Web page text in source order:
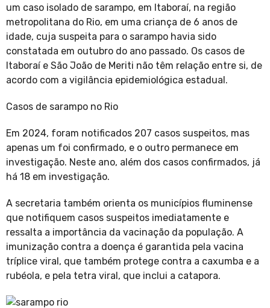
um caso isolado de sarampo, em Itaboraí, na região
metropolitana do Rio, em uma criança de 6 anos de
idade, cuja suspeita para o sarampo havia sido
constatada em outubro do ano passado. Os casos de
Itaboraí e São João de Meriti não têm relação entre si, de
acordo com a vigilância epidemiológica estadual.
Casos de sarampo no Rio
Em 2024, foram notificados 207 casos suspeitos, mas
apenas um foi confirmado, e o outro permanece em
investigação. Neste ano, além dos casos confirmados, já
há 18 em investigação.
A secretaria também orienta os municípios fluminense
que notifiquem casos suspeitos imediatamente e
ressalta a importância da vacinação da população. A
imunização contra a doença é garantida pela vacina
tríplice viral, que também protege contra a caxumba e a
rubéola, e pela tetra viral, que inclui a catapora.